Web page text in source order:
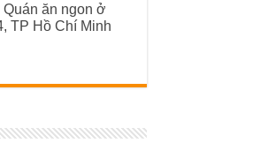
Quán ăn ngon ở
TP Hồ Chí Minh